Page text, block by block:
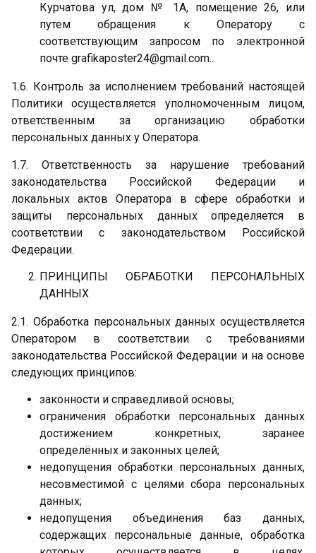
Курчатова ул, дом № 1А, помещение 26, или
путем обращения к Оператору с
соответствующим запросом по электронной
почте grafikaposter24@gmail.com..
1.6. Контроль за исполнением требований настоящей
Политики осуществляется уполномоченным лицом,
ответственным за организацию обработки
персональных данных у Оператора.
1.7. Ответственность за нарушение требований
законодательства Российской Федерации и
локальных актов Оператора в сфере обработки и
защиты персональных данных определяется в
соответствии с законодательством Российской
Федерации.
ПРИНЦИПЫ ОБРАБОТКИ ПЕРСОНАЛЬНЫХ
ДАННЫХ
2.1. Обработка персональных данных осуществляется
Оператором в соответствии с требованиями
законодательства Российской Федерации и на основе
следующих принципов:
законности и справедливой основы;
ограничения обработки персональных данных
достижением конкретных, заранее
определённых и законных целей;
недопущения обработки персональных данных,
несовместимой с целями сбора персональных
данных;
недопущения объединения баз данных,
содержащих персональные данные, обработка